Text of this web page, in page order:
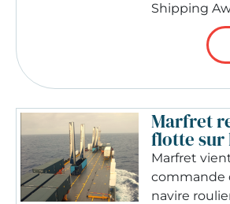
Shipping
Marfret
flotte sur
Marfret
commande
navire